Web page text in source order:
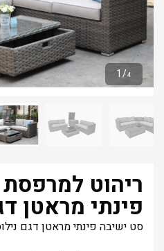
1/4
ריהוט
פינתי מראטן
סט ישיבה פינתי מראטן דגם